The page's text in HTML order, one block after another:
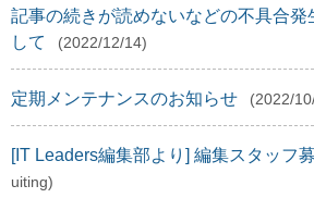
記事の続きが読めないなどの不具合発
して
(2022/12/14)
定期メンテナンスのお知らせ (2022/
[IT Leaders編集部より] 編集スタッフ
uiting)